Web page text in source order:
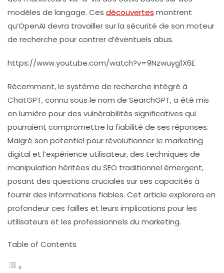
modèles de langage. Ces découvertes montrent
qu’OpenAI devra travailler sur la sécurité de son moteur
de recherche pour contrer d’éventuels abus.
https://www.youtube.com/watch?v=9Nzwuyg1X6E
Récemment, le système de recherche intégré à
ChatGPT, connu sous le nom de SearchGPT, a été mis
en lumière pour des vulnérabilités significatives qui
pourraient compromettre la fiabilité de ses réponses.
Malgré son potentiel pour révolutionner le marketing
digital et l’expérience utilisateur, des techniques de
manipulation héritées du SEO traditionnel émergent,
posant des questions cruciales sur ses capacités à
fournir des informations fiables. Cet article explorera en
profondeur ces failles et leurs implications pour les
utilisateurs et les professionnels du marketing.
Table of Contents